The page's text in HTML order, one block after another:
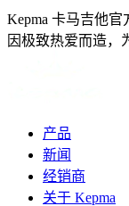
跳
转
Kepma 卡马吉他官
因极致热爱而造，
产品
新闻
经销商
关于 Kepma